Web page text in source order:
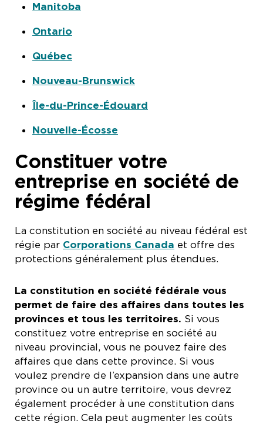
Manitoba
Ontario
Québec
Nouveau-Brunswick
Île-du-Prince-Édouard
Nouvelle-Écosse
Constituer votre
entreprise en société de
régime fédéral
La constitution en société au niveau fédéral est
régie par Corporations Canada et offre des
protections généralement plus étendues.
La constitution en société fédérale vous
permet de faire des affaires dans toutes les
provinces et tous les territoires. Si vous
constituez votre entreprise en société au
niveau provincial, vous ne pouvez faire des
affaires que dans cette province. Si vous
voulez prendre de l’expansion dans une autre
province ou un autre territoire, vous devrez
également procéder à une constitution dans
cette région. Cela peut augmenter les coûts